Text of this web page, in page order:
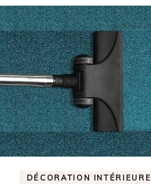
DÉCORATION INTÉRIEURE